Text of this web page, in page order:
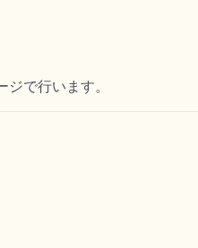
で行います。